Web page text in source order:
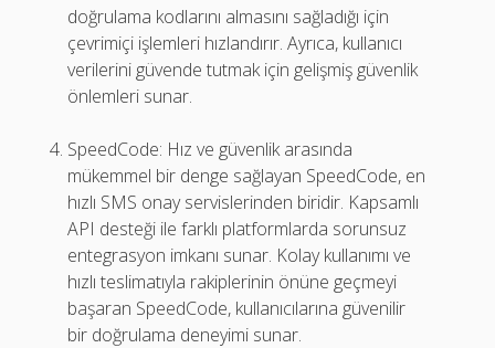
doğrulama kodlarını almasını sağladığı için
çevrimiçi işlemleri hızlandırır. Ayrıca, kullanıcı
verilerini güvende tutmak için gelişmiş güvenlik
önlemleri sunar.
SpeedCode: Hız ve güvenlik arasında
mükemmel bir denge sağlayan SpeedCode, en
hızlı SMS onay servislerinden biridir. Kapsamlı
API desteği ile farklı platformlarda sorunsuz
entegrasyon imkanı sunar. Kolay kullanımı ve
hızlı teslimatıyla rakiplerinin önüne geçmeyi
başaran SpeedCode, kullanıcılarına güvenilir
bir doğrulama deneyimi sunar.